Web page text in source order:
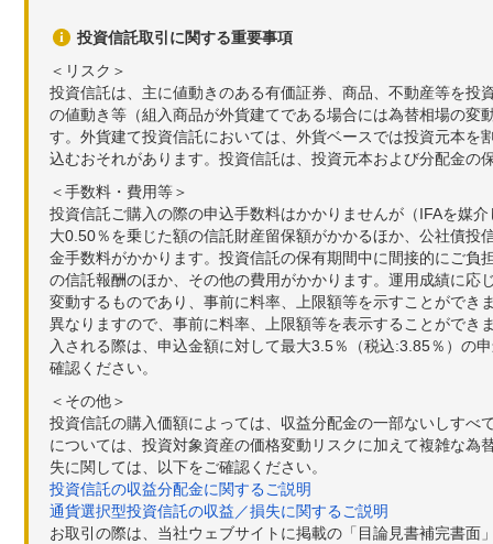
投資信託取引に関する重要事項
＜リスク＞
投資信託は、主に値動きのある有価証券、商品、不動産等を
の値動き等（組入商品が外貨建てである場合には為替相場の
す。外貨建て投資信託においては、外貨ベースでは投資元本
込むおそれがあります。投資信託は、投資元本および分配金の
＜手数料・費用等＞
投資信託ご購入の際の申込手数料はかかりませんが（IFAを媒
大0.50％を乗じた額の信託財産留保額がかかるほか、公社債
金手数料がかかります。投資信託の保有期間中に間接的にご
の信託報酬のほか、その他の費用がかかります。運用成績に
変動するものであり、事前に料率、上限額等を示すことがで
異なりますので、事前に料率、上限額等を表示することがで
入される際は、申込金額に対して最大3.5％（税込:3.85％）の
確認ください。
＜その他＞
投資信託の購入価額によっては、収益分配金の一部ないしす
については、投資対象資産の価格変動リスクに加えて複雑な
失に関しては、以下をご確認ください。
投資信託の収益分配金に関するご説明
通貨選択型投資信託の収益／損失に関するご説明
お取引の際は、当社ウェブサイトに掲載の「目論見書補完書